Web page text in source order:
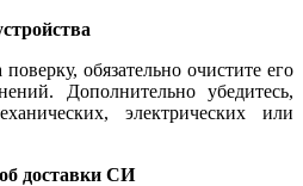
обязательно очистите его
Дополнительно убедитесь,
электрических или
доставки СИ